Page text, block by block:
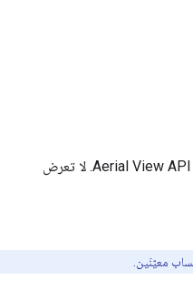
معرّفات URI تحدّد مجموعة من فيديوهات Aerial View API. لا تعرض